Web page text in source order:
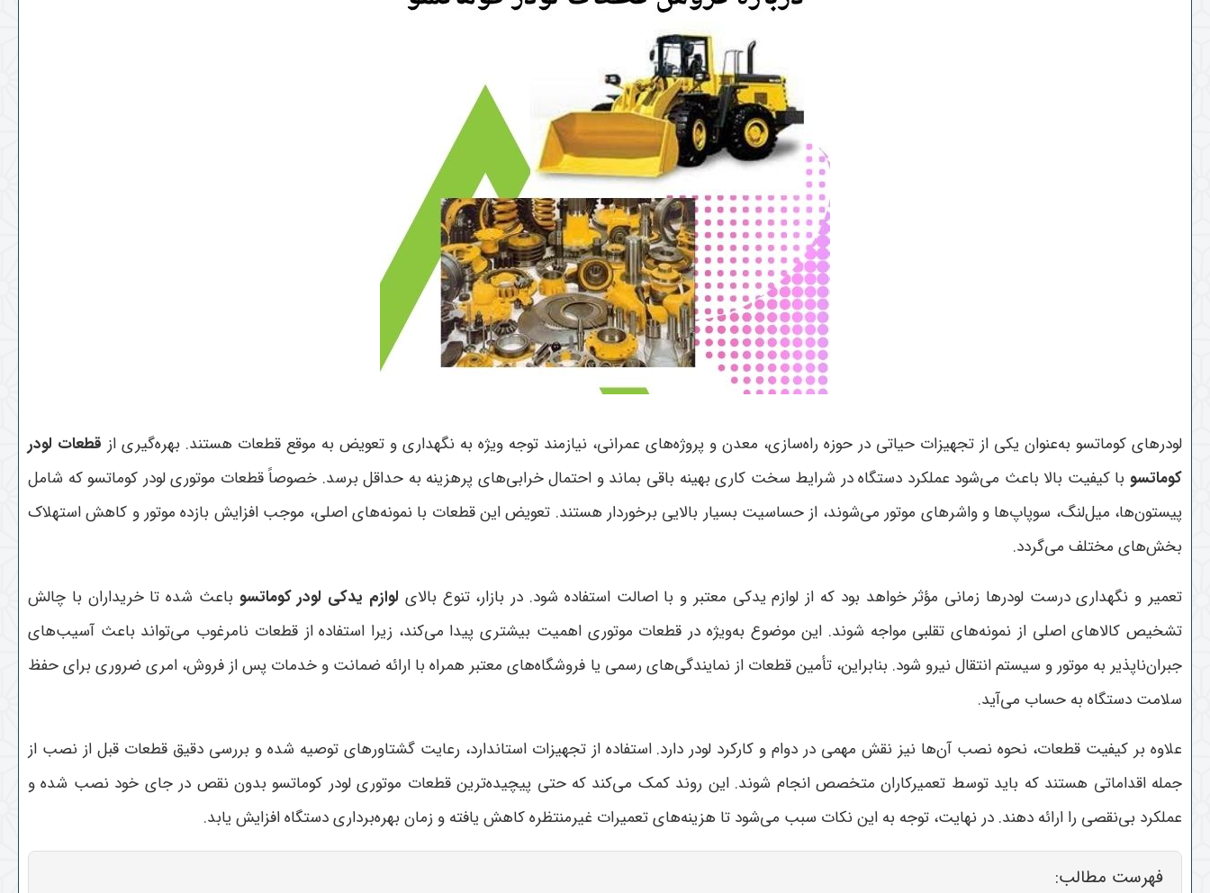
لودرهای کوماتسو به‌عنوان یکی از تجهیزات حیاتی در حوزه راه‌سازی، معدن و پروژه‌های عمرانی، نیازمند توجه ویژه به نگهداری و تعویض به موقع قطعات هستند. بهره‌گیری از قطعات لودر
کوماتسو با کیفیت بالا باعث می‌شود عملکرد دستگاه در شرایط سخت کاری بهینه باقی بماند و احتمال خرابی‌های پرهزینه به حداقل برسد. خصوصاً قطعات موتوری لودر کوماتسو که شامل
پیستون‌ها، میل‌لنگ، سوپاپ‌ها و واشرهای موتور می‌شوند، از حساسیت بسیار بالایی برخوردار هستند. تعویض این قطعات با نمونه‌های اصلی، موجب افزایش بازده موتور و کاهش استهلاک
بخش‌های مختلف می‌گردد.
تعمیر و نگهداری درست لودرها زمانی مؤثر خواهد بود که از لوازم یدکی معتبر و با اصالت استفاده شود. در بازار، تنوع بالای لوازم یدکی لودر کوماتسو باعث شده تا خریداران با چالش
تشخیص کالاهای اصلی از نمونه‌های تقلبی مواجه شوند. این موضوع به‌ویژه در قطعات موتوری اهمیت بیشتری پیدا می‌کند، زیرا استفاده از قطعات نامرغوب می‌تواند باعث آسیب‌های
جبران‌ناپذیر به موتور و سیستم انتقال نیرو شود. بنابراین، تأمین قطعات از نمایندگی‌های رسمی یا فروشگاه‌های معتبر همراه با ارائه ضمانت و خدمات پس از فروش، امری ضروری برای حفظ
سلامت دستگاه به حساب می‌آید.
علاوه بر کیفیت قطعات، نحوه نصب آن‌ها نیز نقش مهمی در دوام و کارکرد لودر دارد. استفاده از تجهیزات استاندارد، رعایت گشتاورهای توصیه شده و بررسی دقیق قطعات قبل از نصب از
جمله اقداماتی هستند که باید توسط تعمیرکاران متخصص انجام شوند. این روند کمک می‌کند که حتی پیچیده‌ترین قطعات موتوری لودر کوماتسو بدون نقص در جای خود نصب شده و
عملکرد بی‌نقصی را ارائه دهند. در نهایت، توجه به این نکات سبب می‌شود تا هزینه‌های تعمیرات غیرمنتظره کاهش یافته و زمان بهره‌برداری دستگاه افزایش یابد.
فهرست مطالب: